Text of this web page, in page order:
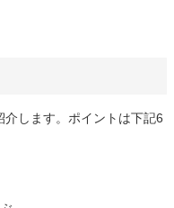
します。ポイントは下記6